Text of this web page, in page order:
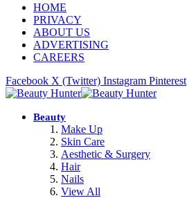
HOME
PRIVACY
ABOUT US
ADVERTISING
CAREERS
Facebook X (Twitter) Instagram Pinterest
Beauty
Make Up
Skin Care
Aesthetic & Surgery
Hair
Nails
View All